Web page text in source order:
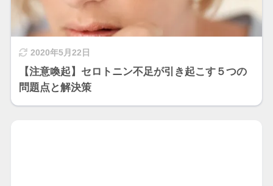
2020年5月22日
【注意喚起】セロトニン不足が引き起こす５つの
問題点と解決策